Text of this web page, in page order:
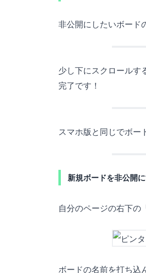
非公開にしたいボード
少し下にスクロールす
完了です！
スマホ版と同じでボー
新規ボードを非公開
自分のページの右下の
ボードの名前を打ち込